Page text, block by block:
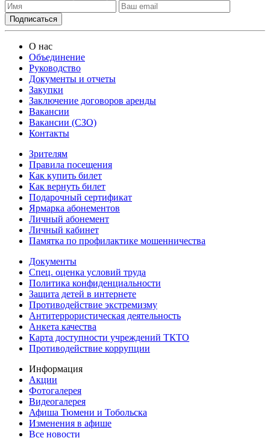
О нас
Объединение
Руководство
Документы и отчеты
Закупки
Заключение договоров аренды
Вакансии
Вакансии (СЗО)
Контакты
Зрителям
Правила посещения
Как купить билет
Как вернуть билет
Подарочный сертификат
Ярмарка абонементов
Личный абонемент
Личный кабинет
Памятка по профилактике мошенничества
Документы
Спец. оценка условий труда
Политика конфиденциальности
Защита детей в интернете
Противодействие экстремизму
Антитеррористическая деятельность
Анкета качества
Карта доступности учреждений ТКТО
Противодействие коррупции
Информация
Акции
Фотогалерея
Видеогалерея
Афиша Тюмени и Тобольска
Изменения в афише
Все новости